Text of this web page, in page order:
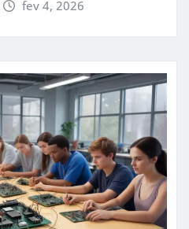
fev 4, 2026